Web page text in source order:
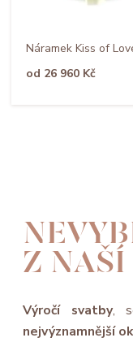
Náramek Kiss of
od 26 960 Kč
Z
Výročí svatby,
nejvýznamnější